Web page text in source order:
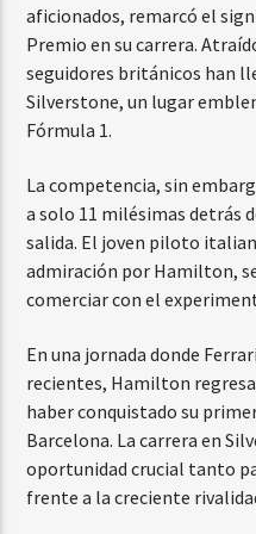
aficionados, remarcó el
Premio en su carrera.
seguidores británicos han
Silverstone, un lugar
Fórmula 1.
La competencia, sin
a solo 11 milésimas detrás
salida. El joven piloto
admiración por Hamilton,
comerciar con el
En una jornada donde
recientes, Hamilton
haber conquistado su
Barcelona. La carrera en
oportunidad crucial tanto
frente a la creciente